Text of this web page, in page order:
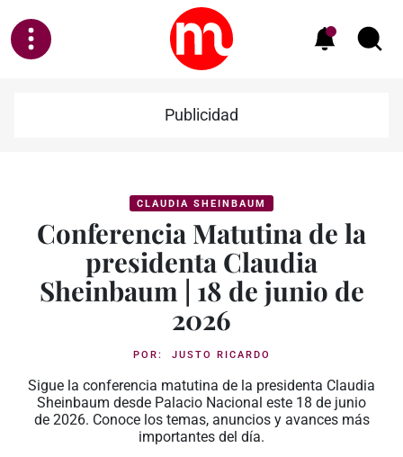
Publicidad
CLAUDIA SHEINBAUM
Conferencia Matutina de la
presidenta Claudia
Sheinbaum | 18 de junio de
2026
POR: JUSTO RICARDO
Sigue la conferencia matutina de la presidenta Claudia
Sheinbaum desde Palacio Nacional este 18 de junio
de 2026. Conoce los temas, anuncios y avances más
importantes del día.